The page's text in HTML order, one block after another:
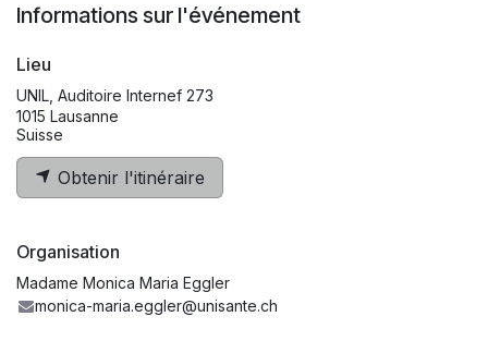
Informations sur l'événement
Lieu
UNIL, Auditoire Internef 273
1015 Lausanne
Suisse
Obtenir l'itinéraire
Organisation
Madame Monica Maria Eggler
monica-maria.eggler@unisante.ch